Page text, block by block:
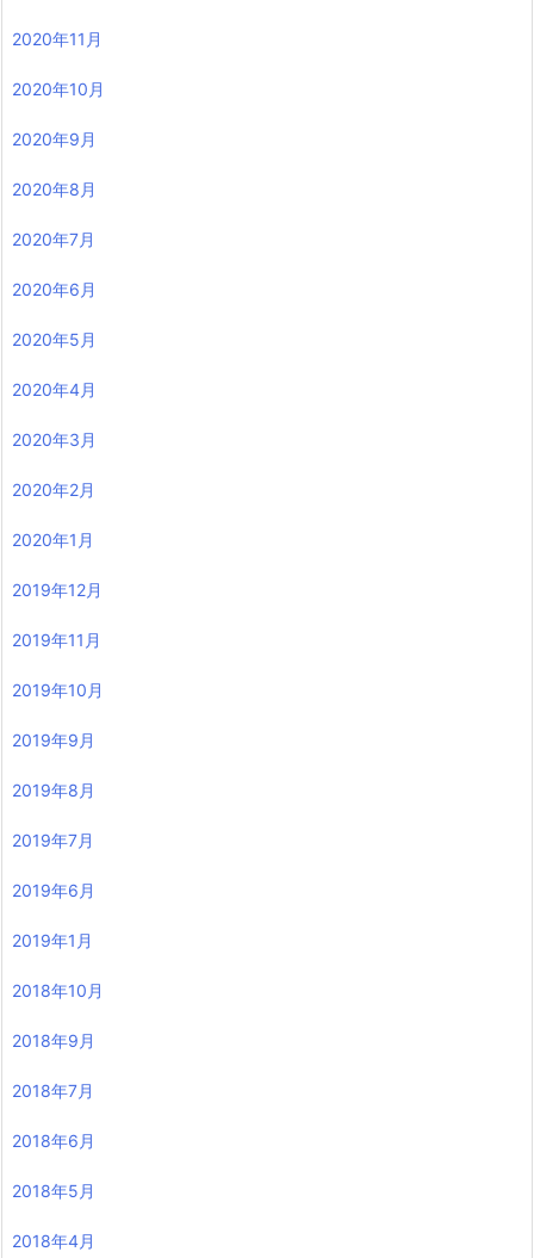
2020年11月
2020年10月
2020年9月
2020年8月
2020年7月
2020年6月
2020年5月
2020年4月
2020年3月
2020年2月
2020年1月
2019年12月
2019年11月
2019年10月
2019年9月
2019年8月
2019年7月
2019年6月
2019年1月
2018年10月
2018年9月
2018年7月
2018年6月
2018年5月
2018年4月